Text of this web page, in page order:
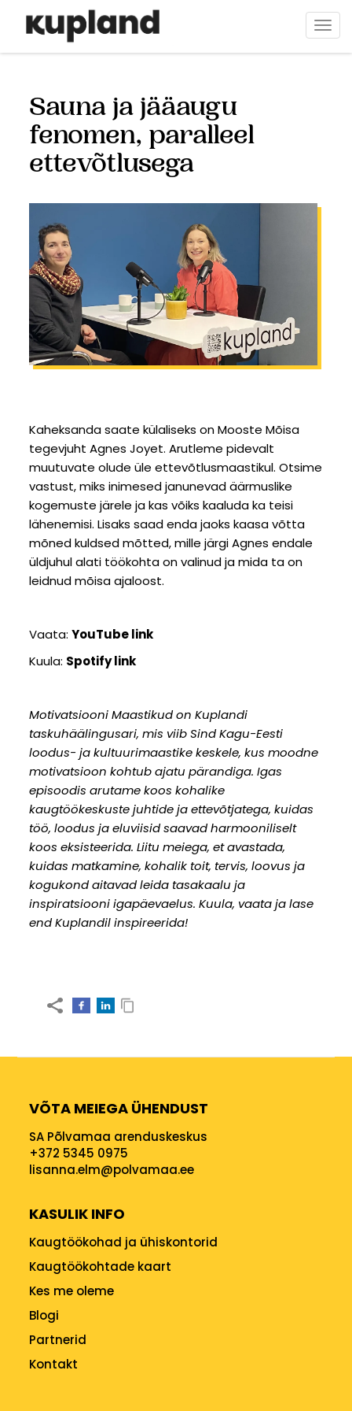
Sauna ja jääaugu
fenomen, paralleel
ettevõtlusega
Kaheksanda saate külaliseks on Mooste Mõisa
tegevjuht Agnes Joyet. Arutleme pidevalt
muutuvate olude üle ettevõtlusmaastikul. Otsime
vastust, miks inimesed janunevad äärmuslike
kogemuste järele ja kas võiks kaaluda ka teisi
lähenemisi. Lisaks saad enda jaoks kaasa võtta
mõned kuldsed mõtted, mille järgi Agnes endale
üldjuhul alati töökohta on valinud ja mida ta on
leidnud mõisa ajaloost.
Vaata:YouTube link
Kuula: Spotify link
Motivatsiooni Maastikud on Kuplandi
taskuhäälingusari, mis viib Sind Kagu-Eesti
loodus- ja kultuurimaastike keskele, kus moodne
motivatsioon kohtub ajatu pärandiga. Igas
episoodis arutame koos kohalike
kaugtöökeskuste juhtide ja ettevõtjatega, kuidas
töö, loodus ja eluviisid saavad harmooniliselt
koos eksisteerida. Liitu meiega, et avastada,
kuidas matkamine, kohalik toit, tervis, loovus ja
kogukond aitavad leida tasakaalu ja
inspiratsiooni igapäevaelus. Kuula, vaata ja lase
end Kuplandil inspireerida!
VÕTA MEIEGA ÜHENDUST
SA Põlvamaa arenduskeskus
+372 5345 0975
lisanna.elm@polvamaa.ee
KASULIK INFO
Kaugtöökohad ja ühiskontorid
Kaugtöökohtade kaart
Kes me oleme
Blogi
Partnerid
Kontakt